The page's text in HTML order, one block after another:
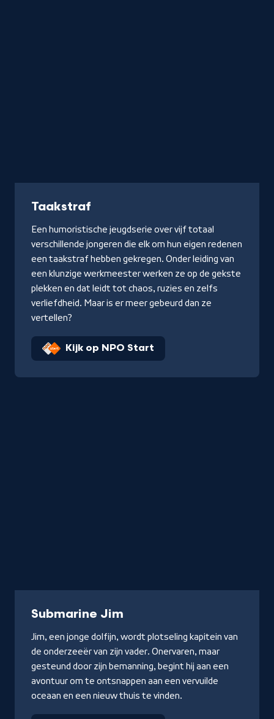
Taakstraf
Een humoristische jeugdserie over vijf totaal
verschillende jongeren die elk om hun eigen redenen
een taakstraf hebben gekregen. Onder leiding van
een klunzige werkmeester werken ze op de gekste
plekken en dat leidt tot chaos, ruzies en zelfs
verliefdheid. Maar is er meer gebeurd dan ze
vertellen?
Kijk op NPO Start
Submarine Jim
Jim, een jonge dolfijn, wordt plotseling kapitein van
de onderzeeër van zijn vader. Onervaren, maar
gesteund door zijn bemanning, begint hij aan een
avontuur om te ontsnappen aan een vervuilde
oceaan en een nieuw thuis te vinden.